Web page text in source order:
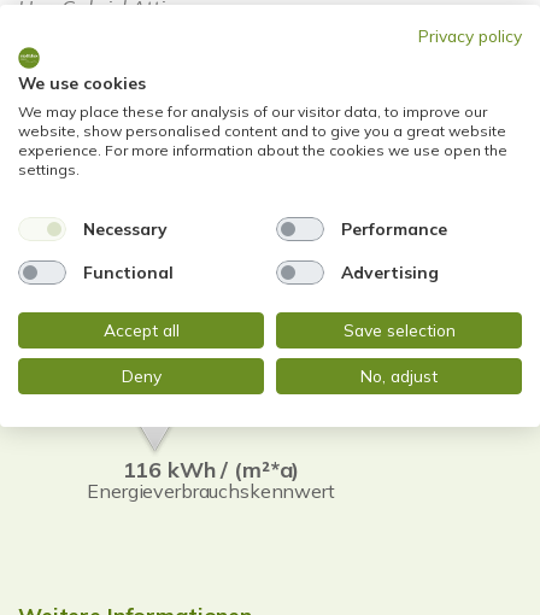
Herr Gabriel Attia
Telefon: +49 611 9742872
Telefax: +49 0611 9742896
info@stadtblick-immobilien.de
Energieausweis (Verbrauchsausweis)
116 kWh / (m²*a)
Energieverbrauchskennwert
Privacy policy
We use cookies
We may place these for analysis of our visitor data, to improve our
website, show personalised content and to give you a great website
experience. For more information about the cookies we use open the
settings.
Necessary Performance
Functional Advertising
Accept all Save selection
Deny No, adjust